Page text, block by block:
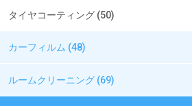
タイヤコーティング (50)
カーフィルム (48)
ルームクリーニング (69)